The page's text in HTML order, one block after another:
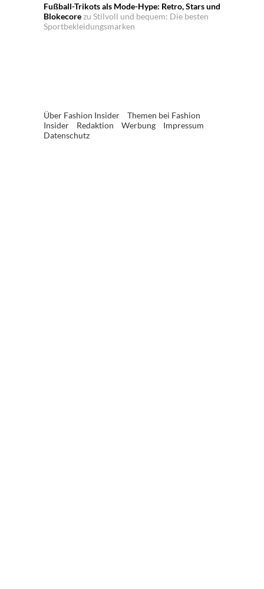
Fußball-Trikots als Mode-Hype: Retro, Stars und
Blokecorezu Stilvoll und bequem: Die besten
Sportbekleidungsmarken
Über Fashion Insider
Themen bei Fashion
Insider
Redaktion Werbung
Impressum
Datenschutz